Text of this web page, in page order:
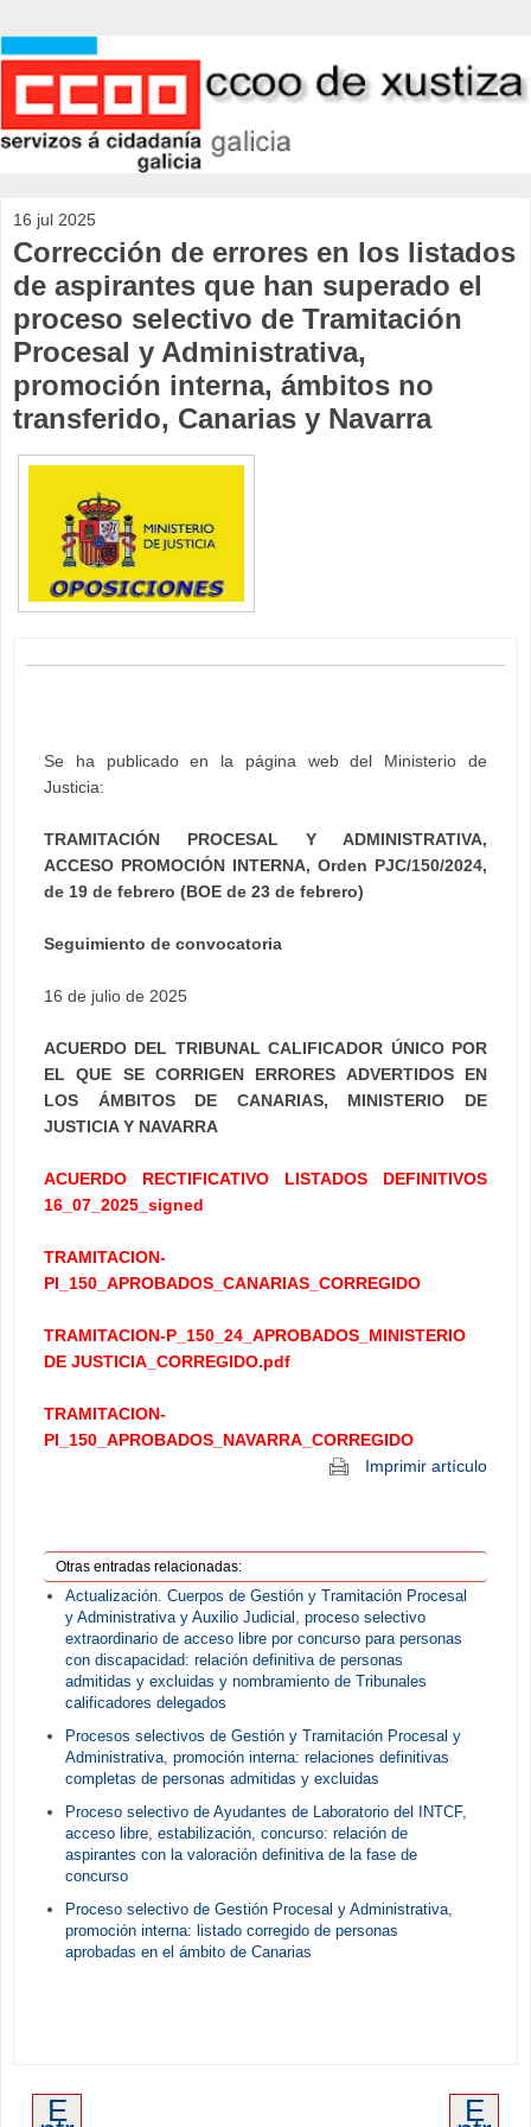
16 jul 2025
Corrección de errores en los listados
de aspirantes que han superado el
proceso selectivo de Tramitación
Procesal y Administrativa,
promoción interna, ámbitos no
transferido, Canarias y Navarra
Se ha publicado en la página web del Ministerio de
Justicia:
TRAMITACIÓN PROCESAL Y ADMINISTRATIVA,
ACCESO PROMOCIÓN INTERNA, Orden PJC/150/2024,
de 19 de febrero (BOE de 23 de febrero)
Seguimiento de convocatoria
16 de julio de 2025
ACUERDO DEL TRIBUNAL CALIFICADOR ÚNICO POR
EL QUE SE CORRIGEN ERRORES ADVERTIDOS EN
LOS ÁMBITOS DE CANARIAS, MINISTERIO DE
JUSTICIA Y NAVARRA
ACUERDO RECTIFICATIVO LISTADOS DEFINITIVOS
16_07_2025_signed
TRAMITACION-
PI_150_APROBADOS_CANARIAS_CORREGIDO
TRAMITACION-P_150_24_APROBADOS_MINISTERIO
DE JUSTICIA_CORREGIDO.pdf
TRAMITACION-
PI_150_APROBADOS_NAVARRA_CORREGIDO
Imprimir artículo
Otras entradas relacionadas:
Actualización. Cuerpos de Gestión y Tramitación Procesal
y Administrativa y Auxilio Judicial, proceso selectivo
extraordinario de acceso libre por concurso para personas
con discapacidad: relación definitiva de personas
admitidas y excluidas y nombramiento de Tribunales
calificadores delegados
Procesos selectivos de Gestión y Tramitación Procesal y
Administrativa, promoción interna: relaciones definitivas
completas de personas admitidas y excluidas
Proceso selectivo de Ayudantes de Laboratorio del INTCF,
acceso libre, estabilización, concurso: relación de
aspirantes con la valoración definitiva de la fase de
concurso
Proceso selectivo de Gestión Procesal y Administrativa,
promoción interna: listado corregido de personas
aprobadas en el ámbito de Canarias
E E